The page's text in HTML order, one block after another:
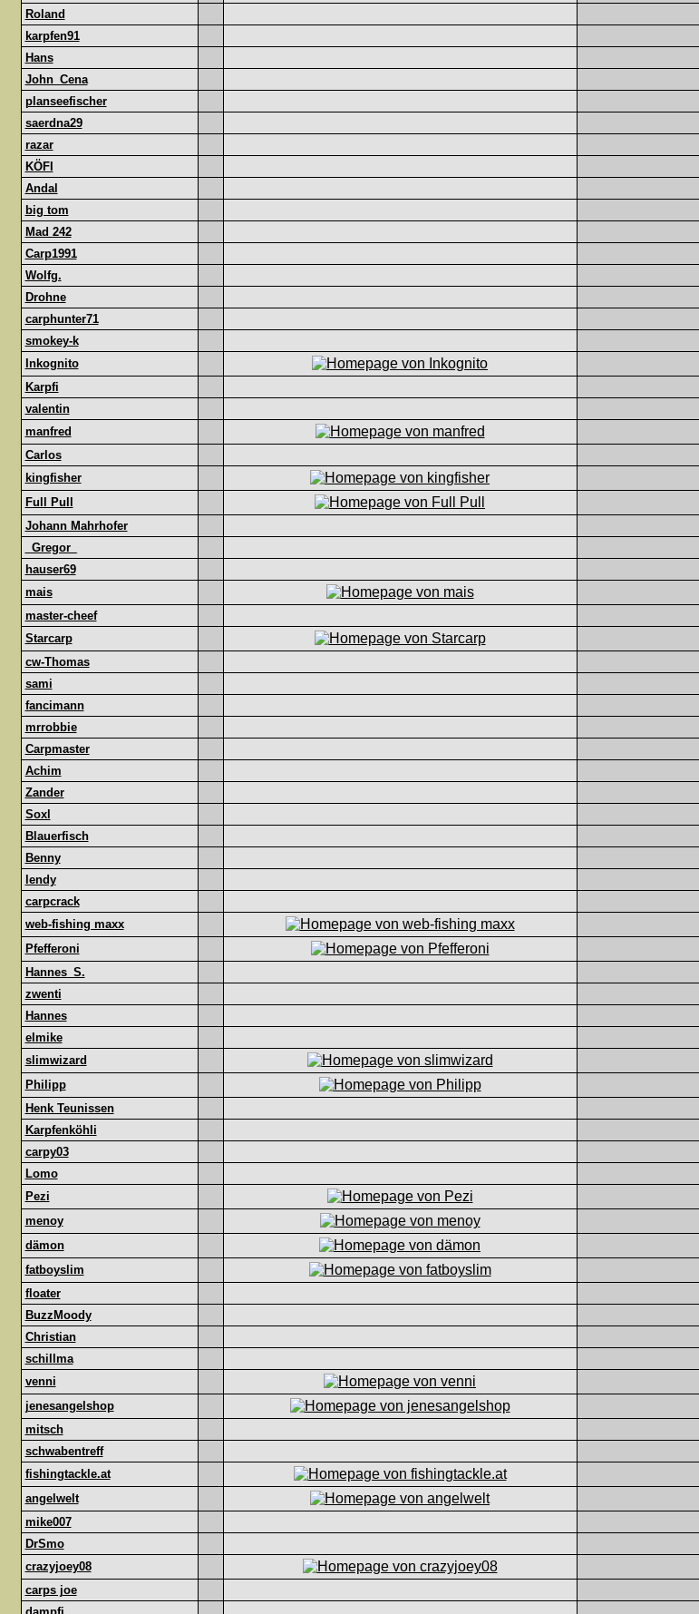
Roland
karpfen91
Hans
John_Cena
planseefischer
saerdna29
razar
KÖFI
Andal
big tom
Mad 242
Carp1991
Wolfg.
Drohne
carphunter71
smokey-k
Inkognito
Karpfi
valentin
manfred
Carlos
kingfisher
Full Pull
Johann Mahrhofer
_Gregor_
hauser69
mais
master-cheef
Starcarp
cw-Thomas
sami
fancimann
mrrobbie
Carpmaster
Achim
Zander
Soxl
Blauerfisch
Benny
lendy
carpcrack
web-fishing maxx
Pfefferoni
Hannes_S.
zwenti
Hannes
elmike
slimwizard
Philipp
Henk Teunissen
Karpfenköhli
carpy03
Lomo
Pezi
menoy
dämon
fatboyslim
floater
BuzzMoody
Christian
schillma
venni
jenesangelshop
mitsch
schwabentreff
fishingtackle.at
angelwelt
mike007
DrSmo
crazyjoey08
carps joe